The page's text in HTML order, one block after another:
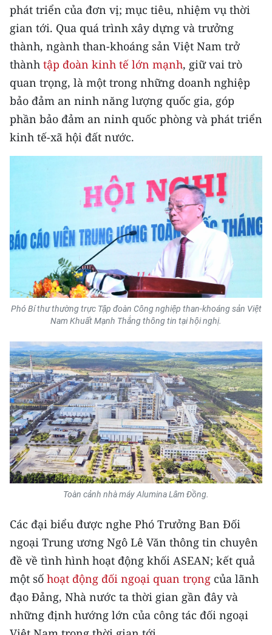
MEDIA CENTER
E-Magazine
Video
Media Chính trị
Media Kinh tế
Media Văn hóa
Media Pháp luật
Media Thế giới
Media Thể thao
Media Giáo dục
Media Khoa học - Công nghệ
Media Môi trường
Ảnh
Infographic
TIN MỚI
Trung du và miền núi phía Bắc
Đồng bằng sông Hồng
Bắc Trung Bộ
Duyên hải Nam Trung Bộ và Tây
Nguyên
phát triển của đơn vị; mục tiêu, nhiệm vụ thời
gian tới. Qua quá trình xây dựng và trưởng
thành, ngành than-khoáng sản Việt Nam trở
thành tập đoàn kinh tế lớn mạnh, giữ vai trò
quan trọng, là một trong những doanh nghiệp
bảo đảm an ninh năng lượng quốc gia, góp
phần bảo đảm an ninh quốc phòng và phát triển
kinh tế-xã hội đất nước.
Phó Bí thư thường trực Tập đoàn Công nghiệp than-khoáng sản Việt
Nam Khuất Mạnh Thắng thông tin tại hội nghị.
Toàn cảnh nhà máy Alumina Lâm Đồng.
Các đại biểu được nghe Phó Trưởng Ban Đối
ngoại Trung ương Ngô Lê Văn thông tin chuyên
đề về tình hình hoạt động khối ASEAN; kết quả
một số hoạt động đối ngoại quan trọng của lãnh
đạo Đảng, Nhà nước ta thời gian gần đây và
những định hướng lớn của công tác đối ngoại